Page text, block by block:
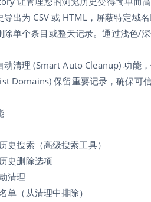
导出为 CSV 或 HTML，屏蔽特定域
除单个条目或整天记录。通过浅色/
动清理 (Smart Auto Cleanup) 功能
Domains) 保留重要记录，确保可信
史搜索（高级搜索工具）
史删除选项
清理
单（从清理中排除）